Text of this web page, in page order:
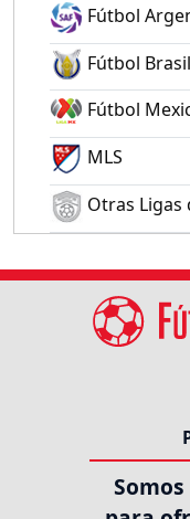
Fútbol
Fútbol
Fútbol
MLS
Otras Ligas